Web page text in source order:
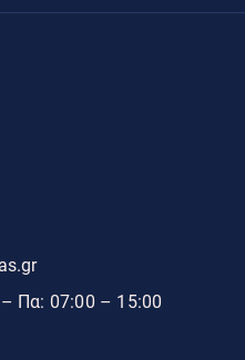
Πα: 07:00 – 15:00